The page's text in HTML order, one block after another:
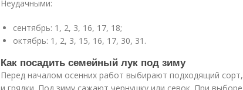
Неудачными:
сентябрь: 1, 2, 3, 16, 17, 18;
октябрь: 1, 2, 3, 15, 16, 17, 30, 31.
Как посадить семейный лук под зиму
Перед началом осенних работ выбирают подходящий